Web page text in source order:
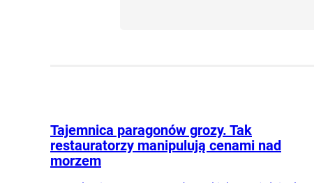
Tajemnica paragonów grozy. Tak
restauratorzy manipulują cenami nad
morzem